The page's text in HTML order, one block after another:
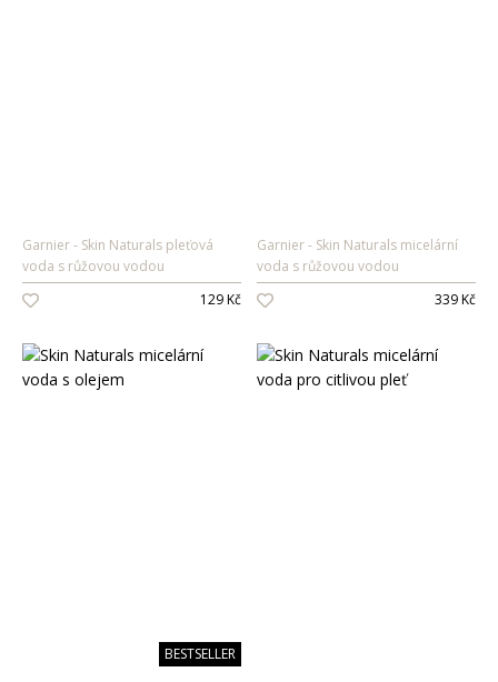
Garnier
Skin Naturals pleťová
voda s růžovou vodou
129 Kč
Garnier
Skin Naturals micelární
voda s růžovou vodou
339 Kč
BESTSELLER